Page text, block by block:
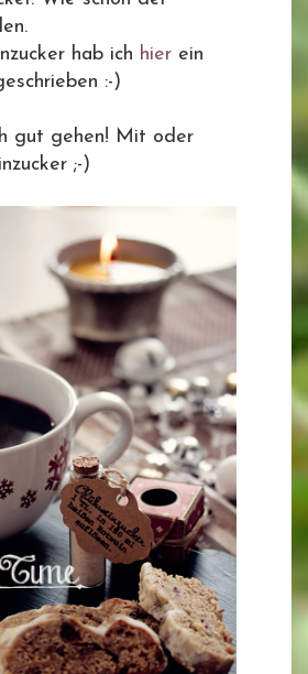
hab ich hier ein
:-)
gut gehen! Mit oder
;-)